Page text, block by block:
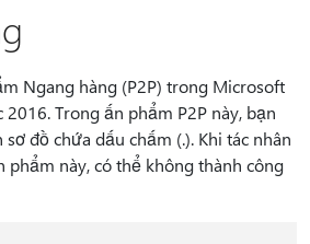
Ngang hàng (P2P) trong Microsoft
2016. Trong ấn phẩm P2P này, bạn
đồ chứa dấu chấm (.). Khi tác nhân
phẩm này, có thể không thành công